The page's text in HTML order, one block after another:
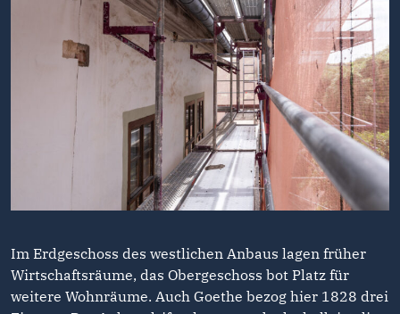
Im Erdgeschoss des westlichen Anbaus lagen früher
Wirtschaftsräume, das Obergeschoss bot Platz für
weitere Wohnräume. Auch Goethe bezog hier 1828 drei